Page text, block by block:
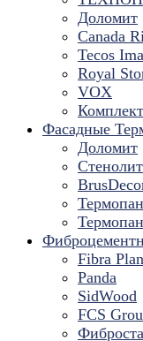
Доломит
Canada
Tecos
Royal
VOX
Фасадные
Доломит
Fibra
Panda
SidWood
FCS